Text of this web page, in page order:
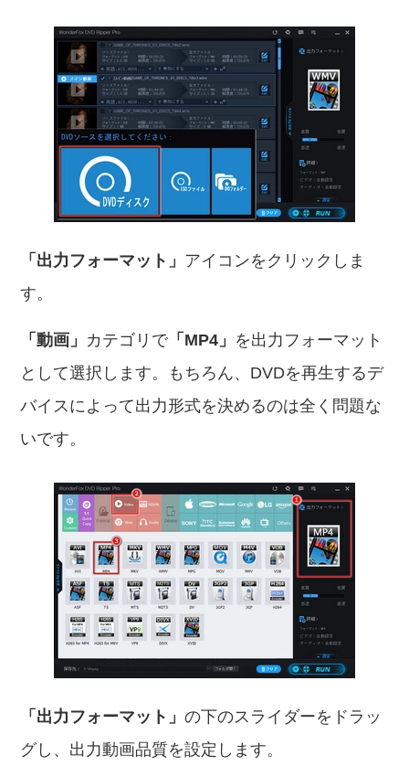
「出力フォーマット」 アイコンをクリックしま
す。
「動画」 カテゴリで「MP4」 を出力フォーマット
として選択します。もちろん、DVDを再生するデ
バイスによって出力形式を決めるのは全く問題な
いです。
「出力フォーマット」の下のスライダーをドラッ
グし、出力動画品質を設定します。